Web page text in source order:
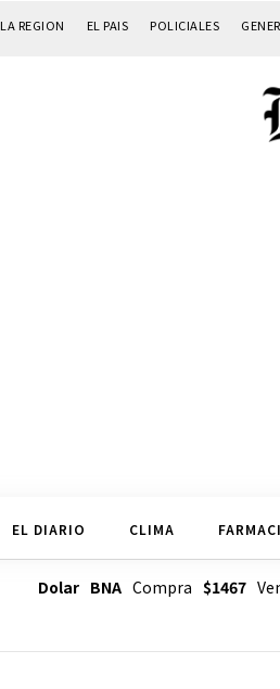
LA REGION EL PAIS POLICIALES
EL DIARIO CLIMA
Dolar BNACompra $1467